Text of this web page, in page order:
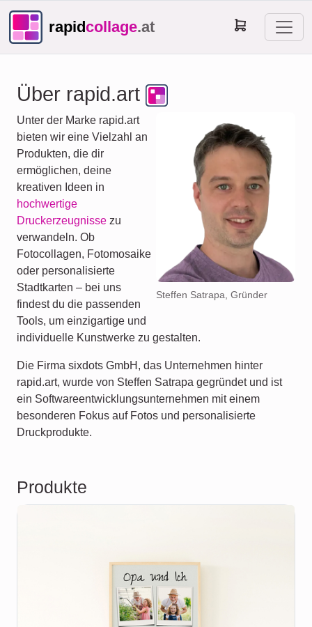
rapidcollage.at
Über rapid.art
Steffen Satrapa, Gründer
Unter der Marke rapid.art
bieten wir eine Vielzahl an
Produkten, die dir
ermöglichen, deine
kreativen Ideen in
hochwertige
Druckerzeugnisse zu
verwandeln. Ob
Fotocollagen, Fotomosaike
oder personalisierte
Stadtkarten – bei uns
findest du die passenden
Tools, um einzigartige und
individuelle Kunstwerke zu gestalten.
Die Firma sixdots GmbH, das Unternehmen hinter
rapid.art, wurde von Steffen Satrapa gegründet und ist
ein Softwareentwicklungsunternehmen mit einem
besonderen Fokus auf Fotos und personalisierte
Druckprodukte.
Produkte